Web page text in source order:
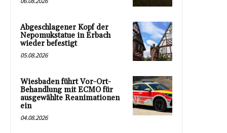
Abgeschlagener Kopf der
Nepomukstatue in Erbach
wieder befestigt
05.08.2026
Wiesbaden führt Vor-Ort-
Behandlung mit ECMO für
ausgewählte Reanimationen
ein
04.08.2026